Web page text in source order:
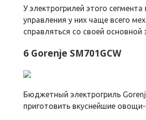
У электрогрилей этого
управления у них чаще всего
справляться со своей
6 Gorenje SM701GCW
Бюджетный электрогриль
приготовить вкуснейшие